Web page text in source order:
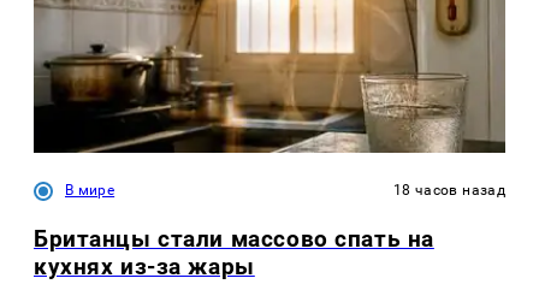
В мире 18 часов назад
Британцы стали массово спать на
кухнях из-за жары